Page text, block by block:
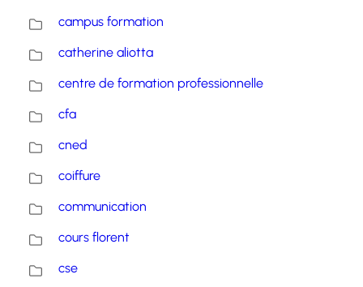
campus formation
catherine aliotta
centre de formation professionnelle
cfa
cned
coiffure
communication
cours florent
cse